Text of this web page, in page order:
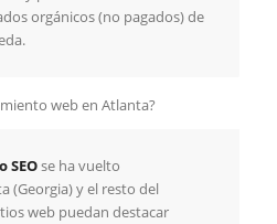
orgánicos (no pagados) de
web en Atlanta?
SEOse ha vuelto
(Georgia) y el resto del
web puedan destacar